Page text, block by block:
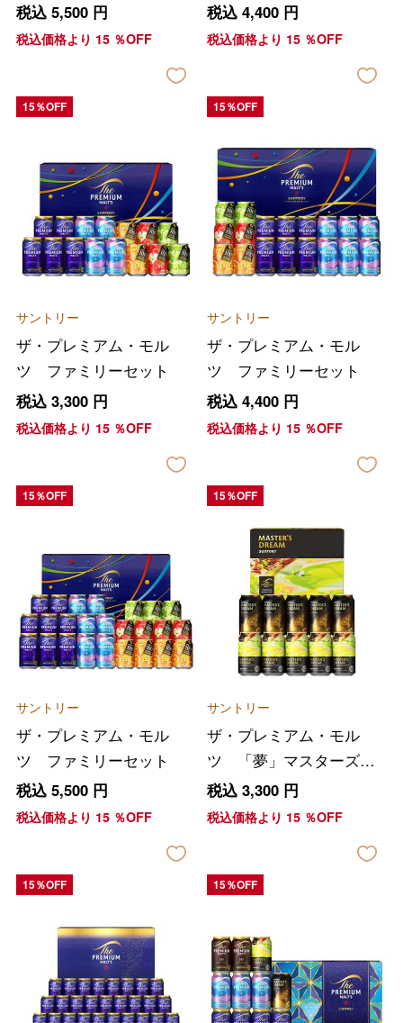
税込 5,500円
税込価格より 15％OFF
税込 4,400円
税込価格より 15％OFF
15％OFF
サントリー
ザ・プレミアム・モル
ツ ファミリーセット
税込 3,300円
税込価格より 15％OFF
15％OFF
サントリー
ザ・プレミアム・モル
ツ ファミリーセット
税込 4,400円
税込価格より 15％OFF
15％OFF
サントリー
ザ・プレミアム・モル
ツ ファミリーセット
税込 5,500円
税込価格より 15％OFF
15％OFF
サントリー
ザ・プレミアム・モル
ツ 「夢」マスターズド
リーム ダブルセット
税込 3,300円
税込価格より 15％OFF
15％OFF 15％OFF